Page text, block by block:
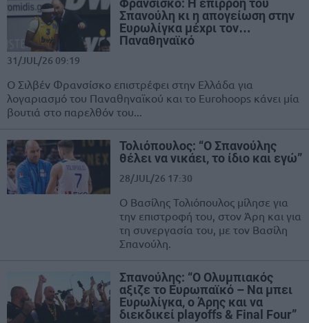
Φρανσίσκο: Η επιρροή του
Σπανούλη κι η απογείωση στην
Ευρωλίγκα μέχρι τον…
Παναθηναϊκό
31/JUL/26 09:19
Ο Σιλβέν Φρανσίσκο επιστρέφει στην Ελλάδα για
λογαριασμό του Παναθηναϊκού και το Eurohoops κάνει μία
βουτιά στο παρελθόν του...
Τολιόπουλος: “Ο Σπανούλης
θέλει να νικάει, το ίδιο και εγώ”
28/JUL/26 17:30
Ο Βασίλης Τολιόπουλος μίλησε για
την επιστροφή του, στον Άρη και για
τη συνεργασία του, με τον Βασίλη
Σπανούλη.
Σπανούλης: “Ο Ολυμπιακός
αξιζε το Ευρωπαϊκό – Να μπει
Ευρωλίγκα, ο Άρης και να
διεκδικεί playoffs & Final Four”